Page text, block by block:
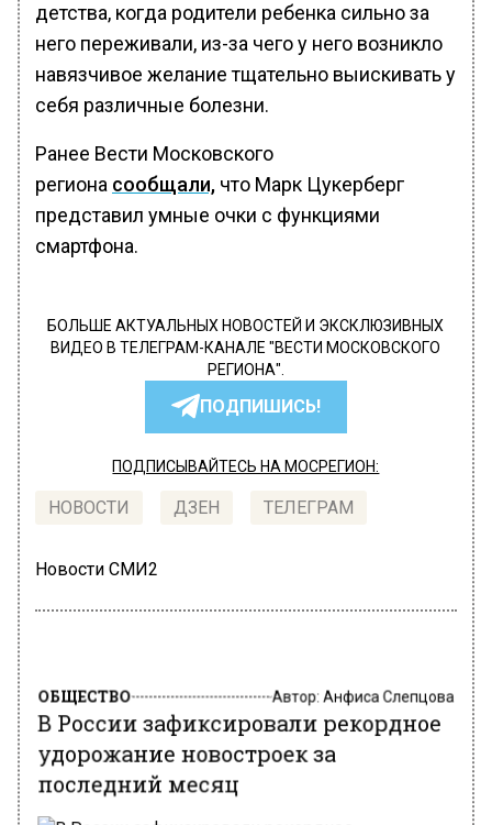
детства, когда родители ребенка сильно за
него переживали, из-за чего у него возникло
навязчивое желание тщательно выискивать у
себя различные болезни.
Ранее Вести Московского
региона сообщали, что Марк Цукерберг
представил умные очки с функциями
смартфона.
БОЛЬШЕ АКТУАЛЬНЫХ НОВОСТЕЙ И ЭКСКЛЮЗИВНЫХ
ВИДЕО В ТЕЛЕГРАМ-КАНАЛЕ "ВЕСТИ МОСКОВСКОГО
РЕГИОНА".
ПОДПИШИСЬ!
ПОДПИСЫВАЙТЕСЬ НА МОСРЕГИОН:
НОВОСТИ ДЗЕН ТЕЛЕГРАМ
Новости СМИ2
В России зафиксировали рекордное
удорожание новостроек за
последний месяц